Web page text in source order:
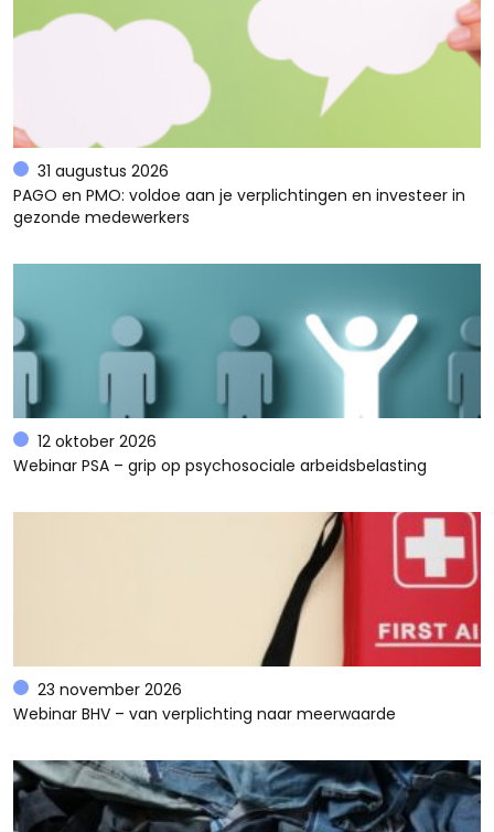
31 augustus 2026
PAGO en PMO: voldoe aan je verplichtingen en investeer in
gezonde medewerkers
12 oktober 2026
Webinar PSA – grip op psychosociale arbeidsbelasting
23 november 2026
Webinar BHV – van verplichting naar meerwaarde